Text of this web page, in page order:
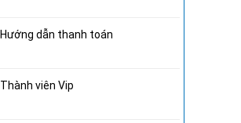
Hướng dẫn thanh toán
Thành viên Vip